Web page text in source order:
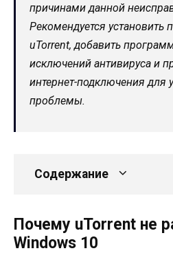
причинами данной
Рекомендуется
uTorrent, добавить
исключений антивируса и
интернет-подключения для
проблемы.
Содержание
Почему uTorrent не
Windows 10